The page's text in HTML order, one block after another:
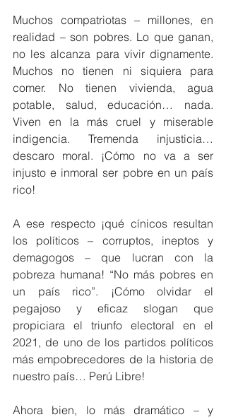
Muchos compatriotas – millones, en
realidad – son pobres. Lo que ganan,
no les alcanza para vivir dignamente.
Muchos no tienen ni siquiera para
comer. No tienen vivienda, agua
potable, salud, educación… nada.
Viven en la más cruel y miserable
indigencia. Tremenda injusticia…
descaro moral. ¡Cómo no va a ser
injusto e inmoral ser pobre en un país
rico!
A ese respecto ¡qué cínicos resultan
los políticos – corruptos, ineptos y
demagogos – que lucran con la
pobreza humana! “No más pobres en
un país rico”. ¡Cómo olvidar el
pegajoso y eficaz slogan que
propiciara el triunfo electoral en el
2021, de uno de los partidos políticos
más empobrecedores de la historia de
nuestro país… Perú Libre!
Ahora bien, lo más dramático – y